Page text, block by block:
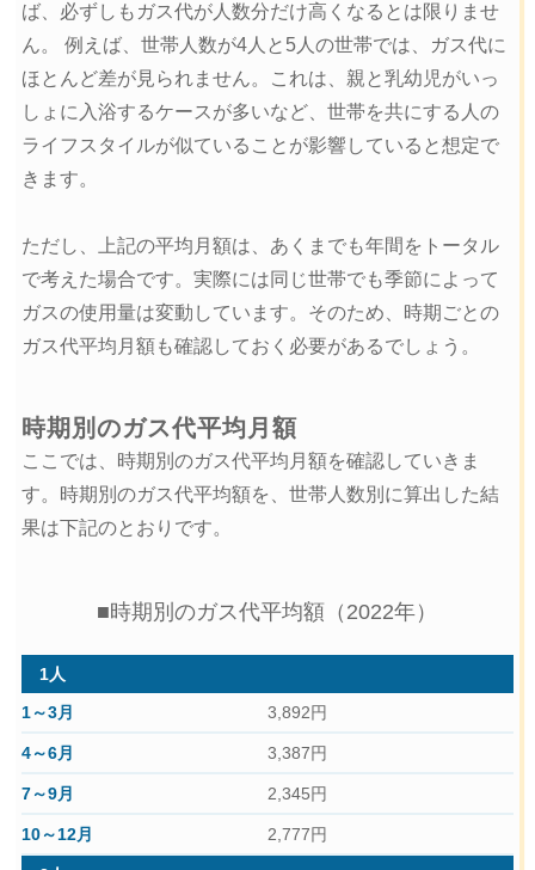
ば、必ずしもガス代が人数分だけ高くなるとは限りませ
ん。 例えば、世帯人数が4人と5人の世帯では、ガス代に
ほとんど差が見られません。これは、親と乳幼児がいっ
しょに入浴するケースが多いなど、世帯を共にする人の
ライフスタイルが似ていることが影響していると想定で
きます。
ただし、上記の平均月額は、あくまでも年間をトータル
で考えた場合です。実際には同じ世帯でも季節によって
ガスの使用量は変動しています。そのため、時期ごとの
ガス代平均月額も確認しておく必要があるでしょう。
時期別のガス代平均月額
ここでは、時期別のガス代平均月額を確認していきま
す。時期別のガス代平均額を、世帯人数別に算出した結
果は下記のとおりです。
■時期別のガス代平均額（2022年）
1人
3,892円
3,387円
2,345円
2,777円